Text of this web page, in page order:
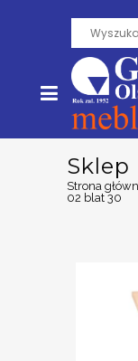
Sklep
Strona
02 blat 30